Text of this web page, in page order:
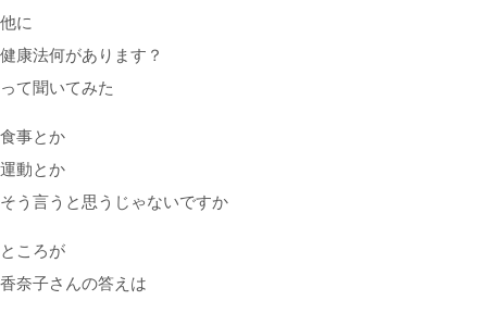
他に
健康法何があります？
って聞いてみた
食事とか
運動とか
そう言うと思うじゃないですか
ところが
香奈子さんの答えは